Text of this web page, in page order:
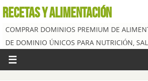
RECETAS Y ALIMENTACIÓN
COMPRAR DOMINIOS PREMIUM DE
DE DOMINIO ÚNICOS PARA NUTRICIÓN,